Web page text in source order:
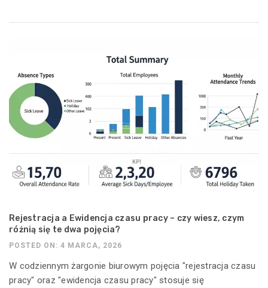
Rejestracja a Ewidencja czasu pracy – czy wiesz, czym
różnią się te dwa pojęcia?
POSTED ON: 4 MARCA, 2026
W codziennym żargonie biurowym pojęcia "rejestracja czasu
pracy" oraz "ewidencja czasu pracy" stosuje się